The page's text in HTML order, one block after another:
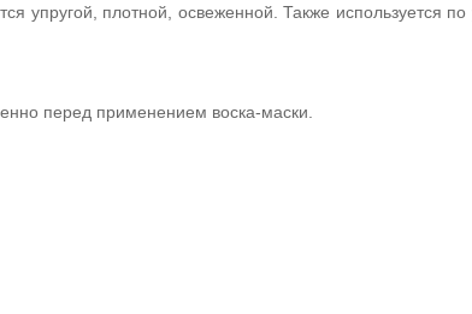
упругой, плотной, освеженной. Также используется
перед применением воска-маски.